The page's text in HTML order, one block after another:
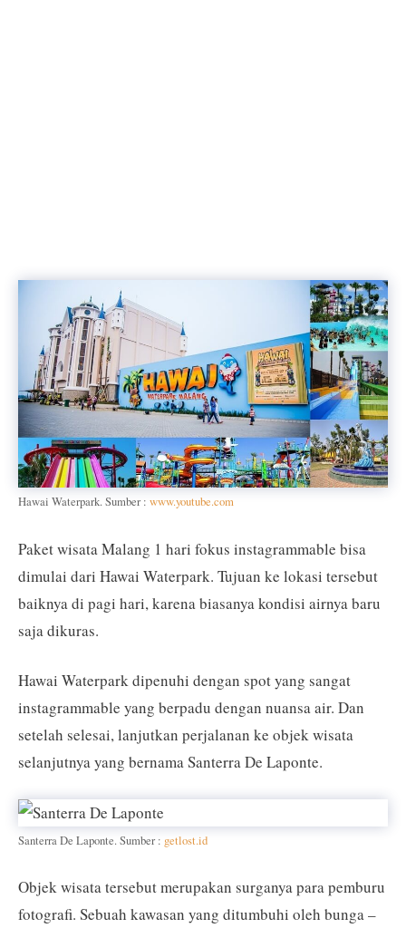
Hawai Waterpark. Sumber : www.youtube.com
Paket wisata Malang 1 hari fokus instagrammable bisa
dimulai dari Hawai Waterpark. Tujuan ke lokasi tersebut
baiknya di pagi hari, karena biasanya kondisi airnya baru
saja dikuras.
Hawai Waterpark dipenuhi dengan spot yang sangat
instagrammable yang berpadu dengan nuansa air. Dan
setelah selesai, lanjutkan perjalanan ke objek wisata
selanjutnya yang bernama Santerra De Laponte.
Santerra De Laponte. Sumber : getlost.id
Objek wisata tersebut merupakan surganya para pemburu
fotografi. Sebuah kawasan yang ditumbuhi oleh bunga –